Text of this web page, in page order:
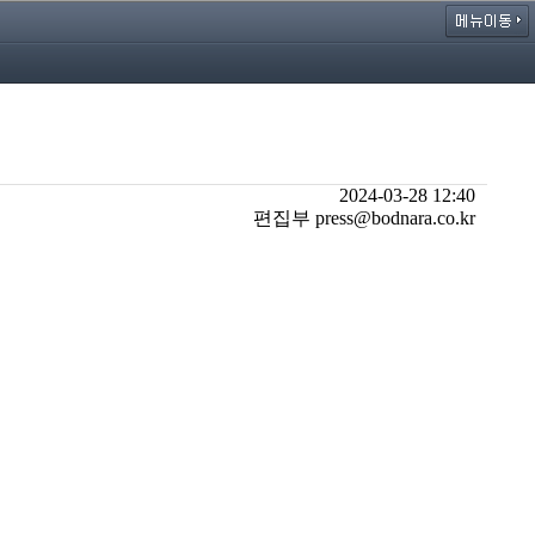
2024-03-28 12:40
편집부 press@bodnara.co.kr